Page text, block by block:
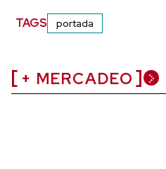
TAGS portada
+ MERCADEO